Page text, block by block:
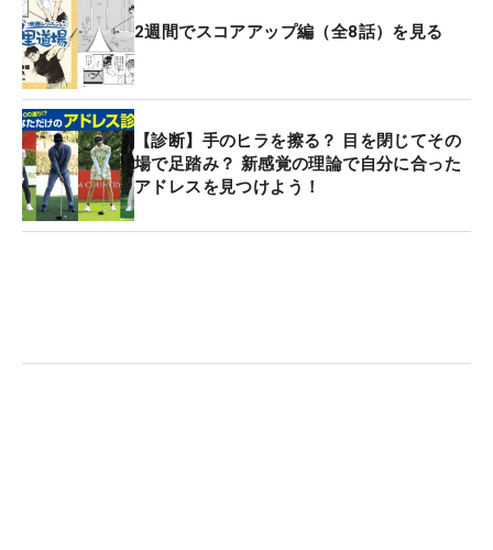
2週間でスコアアップ編（全8話）を見る
【診断】手のヒラを擦る？ 目を閉じてその
場で足踏み？ 新感覚の理論で自分に合った
アドレスを見つけよう！